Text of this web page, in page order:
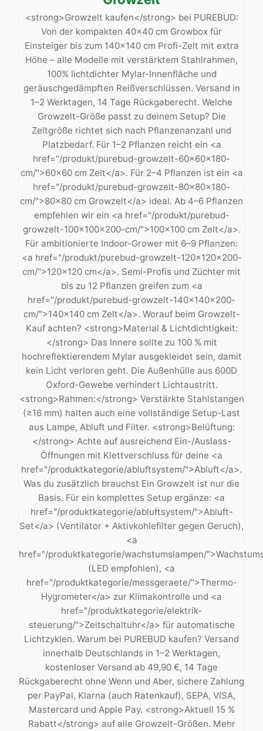
<strong>Growzelt kaufen</strong> bei PUREBUD:
Von der kompakten 40×40 cm Growbox für
Einsteiger bis zum 140×140 cm Profi-Zelt mit extra
Höhe – alle Modelle mit verstärktem Stahlrahmen,
100% lichtdichter Mylar-Innenfläche und
geräuschgedämpften Reißverschlüssen. Versand in
1–2 Werktagen, 14 Tage Rückgaberecht. Welche
Growzelt-Größe passt zu deinem Setup? Die
Zeltgröße richtet sich nach Pflanzenanzahl und
Platzbedarf. Für 1–2 Pflanzen reicht ein <a
href="/produkt/purebud-growzelt-60x60x180-
cm/">60×60 cm Zelt</a>. Für 2–4 Pflanzen ist ein <a
href="/produkt/purebud-growzelt-80x80x180-
cm/">80×80 cm Growzelt</a> ideal. Ab 4–6 Pflanzen
empfehlen wir ein <a href="/produkt/purebud-
growzelt-100x100x200-cm/">100×100 cm Zelt</a>.
Für ambitionierte Indoor-Grower mit 6–9 Pflanzen:
<a href="/produkt/purebud-growzelt-120x120x200-
cm/">120×120 cm</a>. Semi-Profis und Züchter mit
bis zu 12 Pflanzen greifen zum <a
href="/produkt/purebud-growzelt-140x140x200-
cm/">140×140 cm Zelt</a>. Worauf beim Growzelt-
Kauf achten? <strong>Material & Lichtdichtigkeit:
</strong> Das Innere sollte zu 100 % mit
hochreflektierendem Mylar ausgekleidet sein, damit
kein Licht verloren geht. Die Außenhülle aus 600D
Oxford-Gewebe verhindert Lichtaustritt.
<strong>Rahmen:</strong> Verstärkte Stahlstangen
(≥16 mm) halten auch eine vollständige Setup-Last
aus Lampe, Abluft und Filter. <strong>Belüftung:
</strong> Achte auf ausreichend Ein-/Auslass-
Öffnungen mit Klettverschluss für deine <a
href="/produktkategorie/abluftsystem/">Abluft</a>.
Was du zusätzlich brauchst Ein Growzelt ist nur die
Basis. Für ein komplettes Setup ergänze: <a
href="/produktkategorie/abluftsystem/">Abluft-
Set</a> (Ventilator + Aktivkohlefilter gegen Geruch),
<a
href="/produktkategorie/wachstumslampen/
(LED empfohlen), <a
href="/produktkategorie/messgeraete/">Thermo-
Hygrometer</a> zur Klimakontrolle und <a
href="/produktkategorie/elektrik-
steuerung/">Zeitschaltuhr</a> für automatische
Lichtzyklen. Warum bei PUREBUD kaufen? Versand
innerhalb Deutschlands in 1–2 Werktagen,
kostenloser Versand ab 49,90 €, 14 Tage
Rückgaberecht ohne Wenn und Aber, sichere Zahlung
per PayPal, Klarna (auch Ratenkauf), SEPA, VISA,
Mastercard und Apple Pay. <strong>Aktuell 15 %
Rabatt</strong> auf alle Growzelt-Größen. Mehr